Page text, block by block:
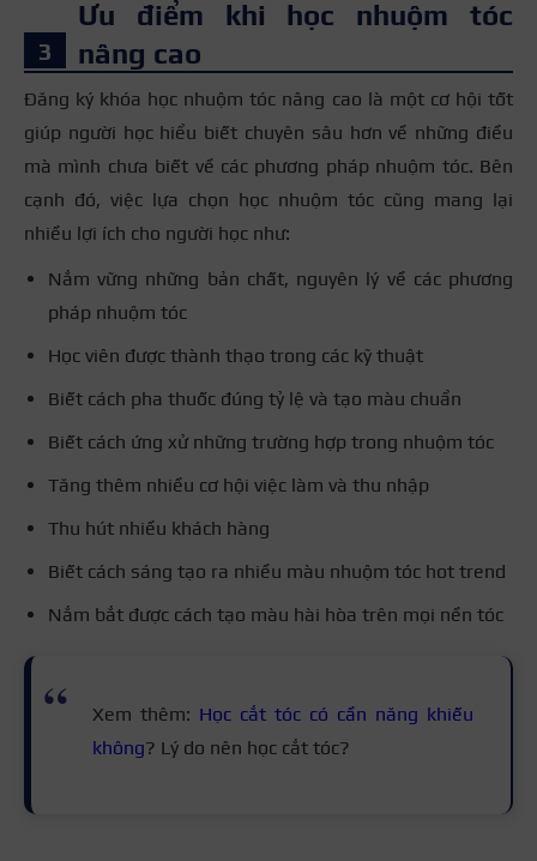
Ưu điểm khi học nhuộm tóc
nâng cao
Đăng ký khóa học nhuộm tóc nâng cao là một cơ hội tốt
giúp người học hiểu biết chuyên sâu hơn về những điều
mà mình chưa biết về các phương pháp nhuộm tóc. Bên
cạnh đó, việc lựa chọn học nhuộm tóc cũng mang lại
nhiều lợi ích cho người học như:
Nắm vững những bản chất, nguyên lý về các phương
pháp nhuộm tóc
Học viên được thành thạo trong các kỹ thuật
Biết cách pha thuốc đúng tỷ lệ và tạo màu chuẩn
Biết cách ứng xử những trường hợp trong nhuộm tóc
Tăng thêm nhiều cơ hội việc làm và thu nhập
Thu hút nhiều khách hàng
Biết cách sáng tạo ra nhiều màu nhuộm tóc hot trend
Nắm bắt được cách tạo màu hài hòa trên mọi nền tóc
Xem thêm: Học cắt tóc có cần năng khiếu
không? Lý do nên học cắt tóc?